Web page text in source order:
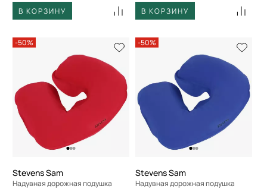
В КОРЗИНУ
В КОРЗИНУ
-50%
Stevens Sam
Надувная дорожная подушка
-50%
Stevens Sam
Надувная дорожная подушка